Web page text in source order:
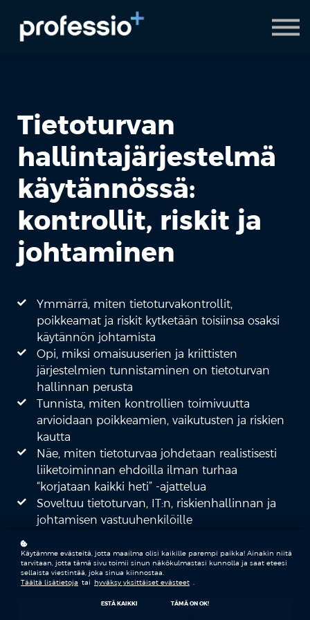
AI Coach
Pyydä demo
Tietoturvan
hallintajärjestelmä
käytännössä:
kontrollit, riskit ja
johtaminen
Ymmärrä, miten tietoturvakontrollit,
poikkeamat ja riskit kytketään toisiinsa osaksi
käytännön johtamista
Opi, miksi omaisuuserien ja kriittisten
järjestelmien tunnistaminen on tietoturvan
hallinnan perusta
Tunnista, miten kontrollien toimivuutta
arvioidaan poikkeamien, vaikutusten ja riskien
kautta
Näe, miten tietoturvaa johdetaan realistisesti
liiketoiminnan ehdoilla ilman turhaa
“korjataan kaikki heti” -ajattelua
Soveltuu tietoturvan, IT:n, riskienhallinnan ja
johtamisen vastuuhenkilöille
Koulutukseen sisältyvät teemat:
Käytämme evästeitä, jotta maailma olisi kaikille parempi paikka! Ainakin niitä
tarvitaan, jotta tämä sivu toimii sinun näkökulmastasi kunnolla ja saat eteesi
sellaista viestintää, joka sinua kiinnostaa.
Täältä lisätietoja tai hyväksy yksittäiset evästeet
ESTÄ KAIKKI TÄMÄ ON OK!